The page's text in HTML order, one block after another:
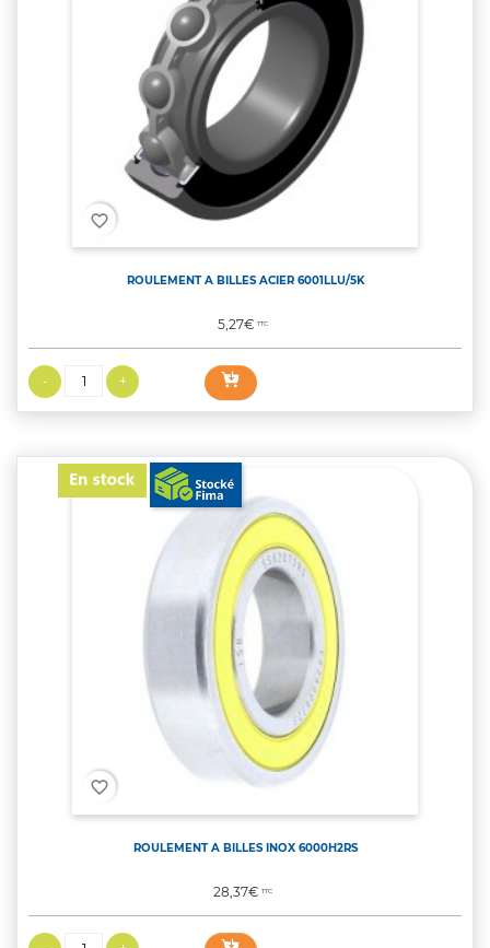
favorite_border
ROULEMENT A BILLES ACIER 6001LLU/5K
Prix
5,27€TTC
favorite_border
ROULEMENT A BILLES INOX 6000H2RS
Prix
28,37€TTC